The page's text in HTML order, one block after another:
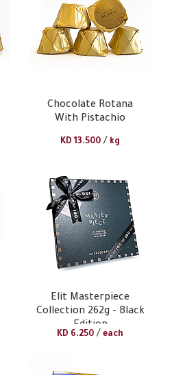
Chocolate Rotana
With Pistachio
KD 13.500 / kg
Elit Masterpiece
Collection 262g - Black
Edition
KD 6.250 / each